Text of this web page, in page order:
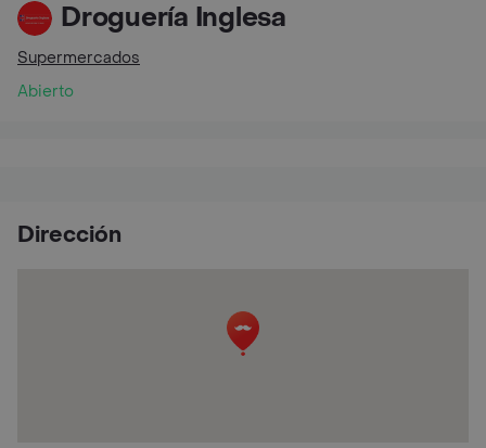
Droguería Inglesa
Supermercados
Abierto
Dirección